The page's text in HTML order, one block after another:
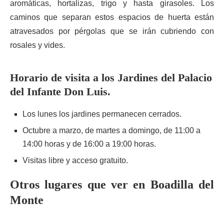
aromáticas, hortalizas, trigo y hasta girasoles. Los
caminos que separan estos espacios de huerta están
atravesados por pérgolas que se irán cubriendo con
rosales y vides.
Horario de visita a los Jardines del Palacio
del Infante Don Luis.
Los lunes los jardines permanecen cerrados.
Octubre a marzo, de martes a domingo, de 11:00 a
14:00 horas y de 16:00 a 19:00 horas.
Visitas libre y acceso gratuito.
Otros lugares que ver en Boadilla del
Monte